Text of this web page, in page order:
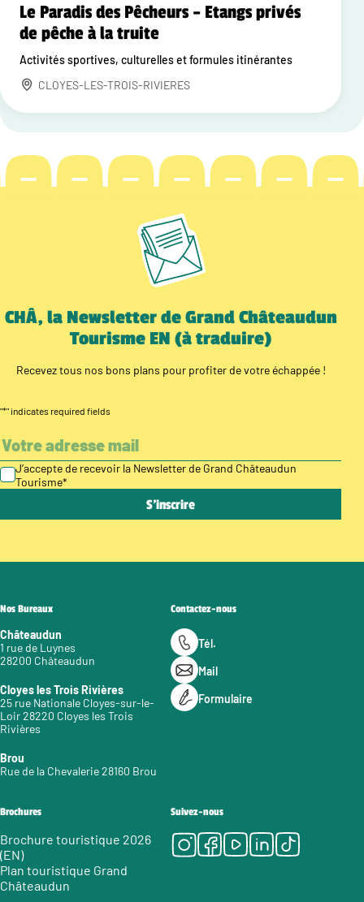
Le Paradis des Pêcheurs – Etangs privés
de pêche à la truite
Activités sportives, culturelles et formules itinérantes
CLOYES-LES-TROIS-RIVIERES
CHÂ, la Newsletter de Grand Châteaudun
Tourisme EN (à traduire)
Recevez tous nos bons plans pour profiter de votre échappée !
"*" indicates required fields
J’accepte de recevoir la Newsletter de Grand Châteaudun
Tourisme*
Nos Bureaux
Châteaudun
1 rue de Luynes
28200 Châteaudun
Cloyes les Trois Rivières
25 rue Nationale Cloyes-sur-le-
Loir 28220 Cloyes les Trois
Rivières
Brou
Rue de la Chevalerie 28160 Brou
Contactez-nous
Tél.
Mail
Formulaire
Brochures
Brochure touristique 2026
(EN)
Plan touristique Grand
Châteaudun
Suivez-nous
Instagram
Facebook
Youtube
LinkedIn
Tiktok